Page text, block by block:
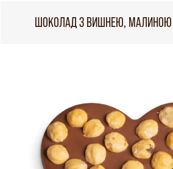
ШОКОЛАД З ВИШНЕЮ, МАЛИНОЮ